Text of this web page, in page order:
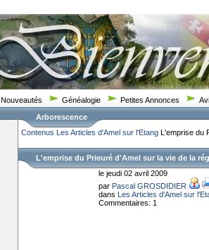
Nouveautés Généalogie Petites Annonces
Arborescence
Contenus Les Articles d'Amel sur l'Etang L'emprise du
L'emprise du Prieuré d'Amel sur la vie de la
le jeudi 02 avril 2009
par Pascal GROSDIDIER
dans Les Articles d'Amel sur
Commentaires: 1